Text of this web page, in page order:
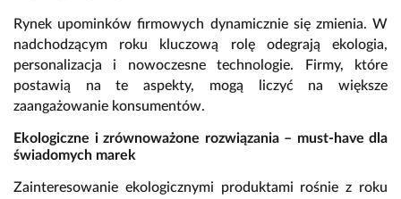
Rynek upominków firmowych dynamicznie się zmienia. W
nadchodzącym roku kluczową rolę odegrają ekologia,
personalizacja i nowoczesne technologie. Firmy, które
postawią na te aspekty, mogą liczyć na większe
zaangażowanie konsumentów.
Ekologiczne i zrównoważone rozwiązania – must-have dla
świadomych marek
Zainteresowanie ekologicznymi produktami rośnie z roku